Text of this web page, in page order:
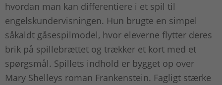
hvordan man kan differentiere i et spil til
engelskundervisningen. Hun brugte en simpel
såkaldt gåsespilmodel, hvor eleverne flytter deres
brik på spillebrættet og trækker et kort med et
spørgsmål. Spillets indhold er bygget op over
Mary Shelleys roman Frankenstein. Fagligt stærke